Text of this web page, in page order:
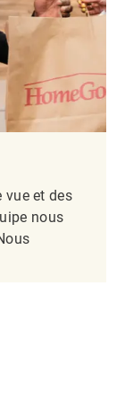
vue et des
nous